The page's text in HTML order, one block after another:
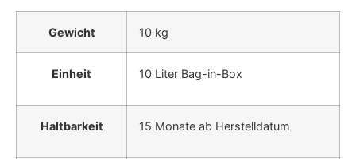
Gewicht 10 kg
Einheit 10 Liter Bag-in-Box
Haltbarkeit 15 Monate ab Herstelldatum